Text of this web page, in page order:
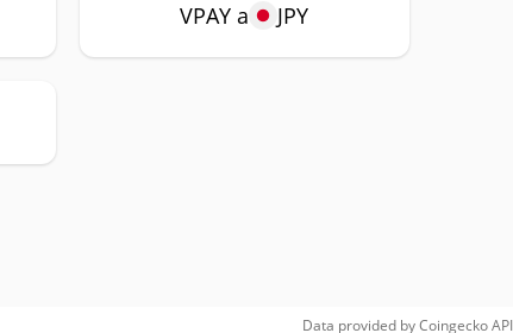
VPAY a JPY
Data provided byCoingeckoAPI